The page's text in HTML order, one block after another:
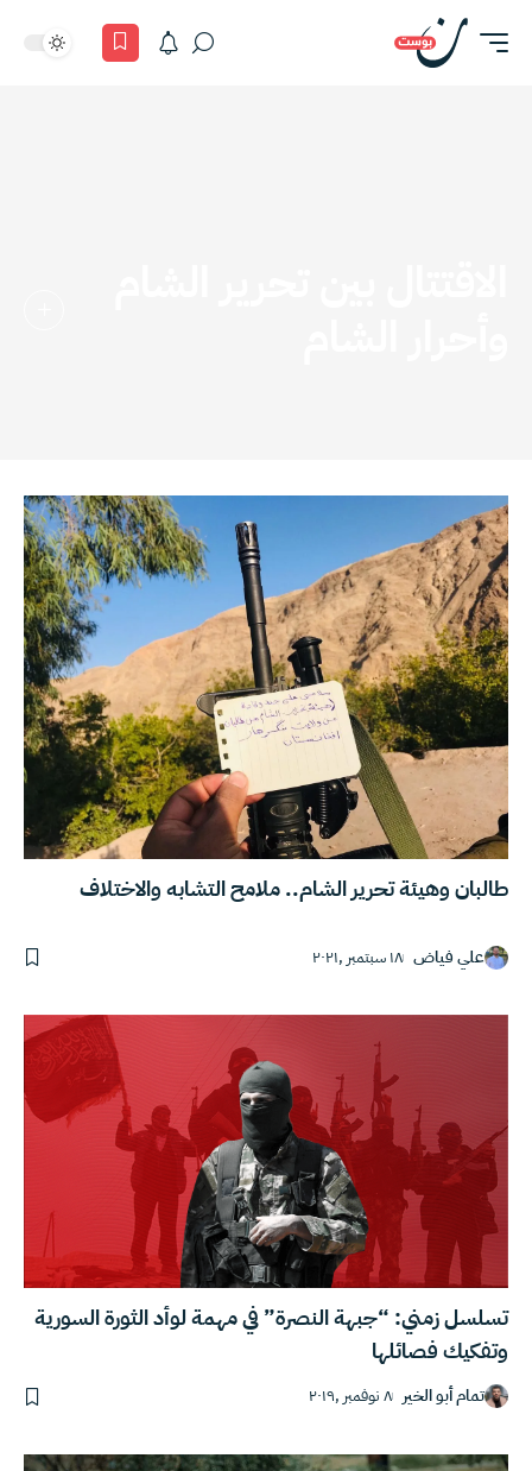
طالبان وهيئة تحرير الشام.. ملامح التشابه والاختلاف
علي فياض ١٨ سبتمبر ,٢٠٢١
تسلسل زمني: “جبهة النصرة” في مهمة لوأد الثورة السورية
وتفكيك فصائلها
تمام أبو الخير ٨ نوفمبر ,٢٠١٩